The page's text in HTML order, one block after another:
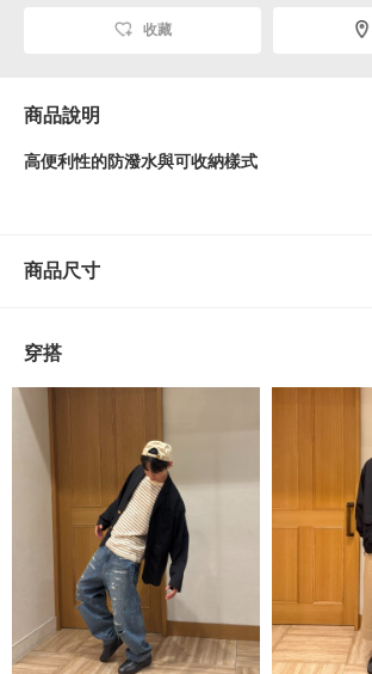
收藏
商品說明
高便利性的防潑水與可收納樣式
成的西裝外套。以〈BEAMS〉的視角將王道
採用方便旅行或出差時能攜帶的可收納樣式。
套的基本細節，袖口及衣襬做工、衣身兩側下
能性製作。
■尺寸
【寬版版型】
肩寬與身寬保有寬鬆空間的版型。不僅僅是一
透過鬆緊有致的剪裁，實現兼具時尚與舒適的
商品尺寸
穿搭